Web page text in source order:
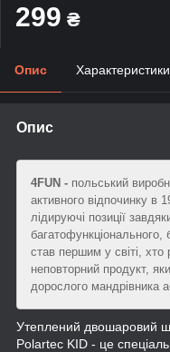
299 ₴
Опис Характеристики
Опис
4FUN - польський
активного відпочинку в
лідируючі позиції
став першим у світі, хто
неповторний продукт,
дорослого мандрівника
Утеплений двошаровий
Polartec KID - це